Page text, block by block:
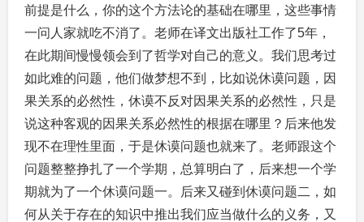
前提是什么，你的这个方法论的基础在哪里，这些事情
一问人家就吃不消了。老师在译文出版社工作了5年，
在此期间慢慢领会到了哲学对自己的意义。我们思考过
如此难的问题，他们做梦想不到，比如说休谟问题，因
果关系的必然性，休谟不反对因果关系的必然性，只是
说这种客观的因果关系必然性的根据在哪里？后来他发
现不在理性里面，于是休谟问题也就来了。老师跟这个
问题整整挣扎了一个学期，总算明白了，后来想一个学
期就为了一个休谟问题一。后来又碰到休谟问题二，如
何从关于存在的知识中推出我们应当做什么的义务，又